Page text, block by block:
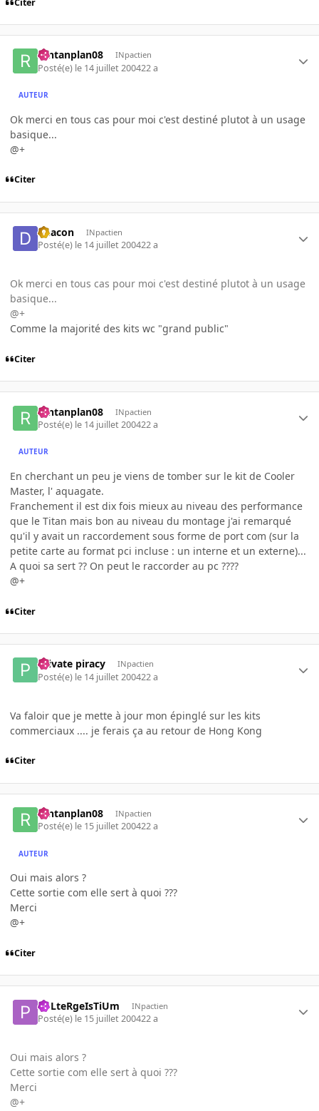
rantanplan08 INpactien
Posté(e) le 14 juillet 200422 a
AUTEUR
Ok merci en tous cas pour moi c'est destiné plutot à un usage
basique...
@+
Citer
Deacon INpactien
Posté(e) le 14 juillet 200422 a
Ok merci en tous cas pour moi c'est destiné plutot à un usage
basique...
@+
Comme la majorité des kits wc "grand public"
Citer
rantanplan08 INpactien
Posté(e) le 14 juillet 200422 a
AUTEUR
En cherchant un peu je viens de tomber sur le kit de Cooler
Master, l' aquagate.
Franchement il est dix fois mieux au niveau des performance
que le Titan mais bon au niveau du montage j'ai remarqué
qu'il y avait un raccordement sous forme de port com (sur la
petite carte au format pci incluse : un interne et un externe)...
A quoi sa sert ?? On peut le raccorder au pc ????
@+
Citer
Private piracy INpactien
Posté(e) le 14 juillet 200422 a
Va faloir que je mette à jour mon épinglé sur les kits
commerciaux .... je ferais ça au retour de Hong Kong
Citer
rantanplan08 INpactien
Posté(e) le 15 juillet 200422 a
AUTEUR
Oui mais alors ?
Cette sortie com elle sert à quoi ???
Merci
@+
Citer
PoLteRgeIsTiUm INpactien
Posté(e) le 15 juillet 200422 a
Oui mais alors ?
Cette sortie com elle sert à quoi ???
Merci
@+